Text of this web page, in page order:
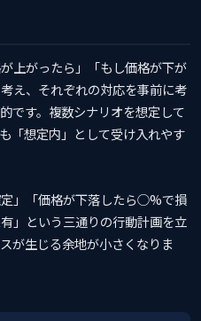
上がったら」「もし価格が下が
え、それぞれの対応を事前に考
です。複数シナリオを想定して
「想定内」として受け入れやす
」「価格が下落したら○%で損
」という三通りの行動計画を立
が生じる余地が小さくなりま